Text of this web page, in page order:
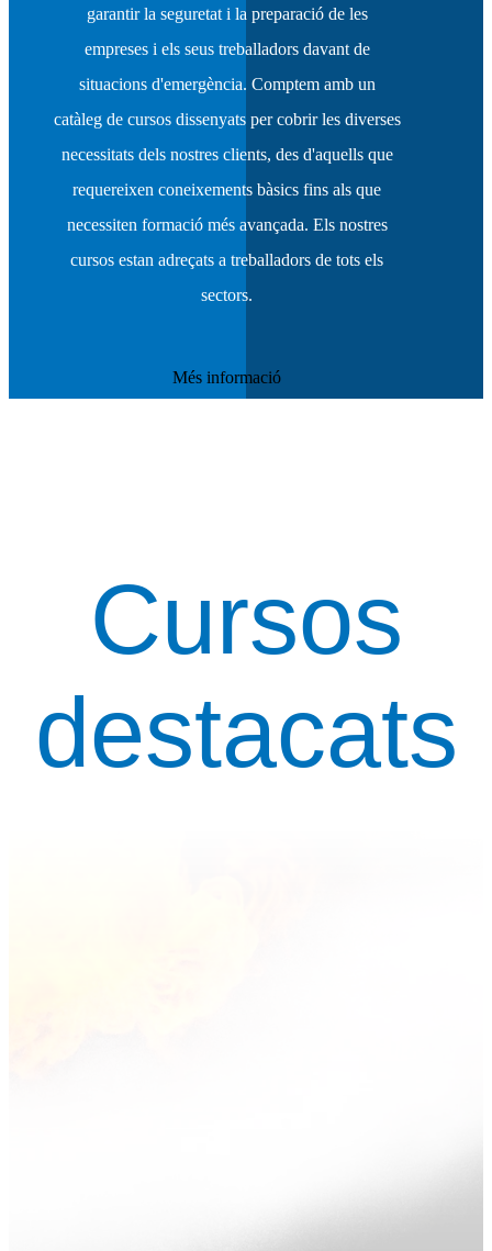
garantir la seguretat i la preparació de les
empreses i els seus treballadors davant de
situacions d'emergència. Comptem amb un
catàleg de cursos dissenyats per cobrir les diverses
necessitats dels nostres clients, des d'aquells que
requereixen coneixements bàsics fins als que
necessiten formació més avançada. Els nostres
cursos estan adreçats a treballadors de tots els
sectors.
Més informació
Cursos
destacats